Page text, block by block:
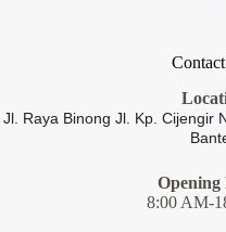
Jl. Raya Binong Jl. Kp. Cijengir
Opening
8:00 AM-